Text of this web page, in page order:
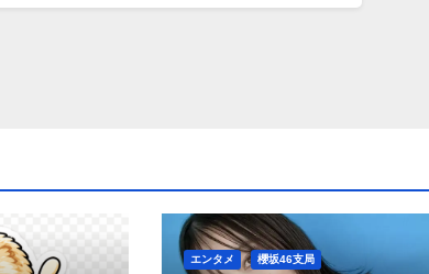
エンタメ 櫻坂46支局